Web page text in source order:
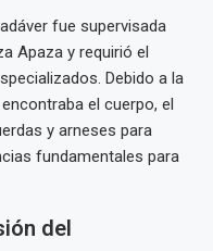
fue supervisada
Apaza y requirió el
Debido a la
el cuerpo, el
y arneses para
fundamentales para
del